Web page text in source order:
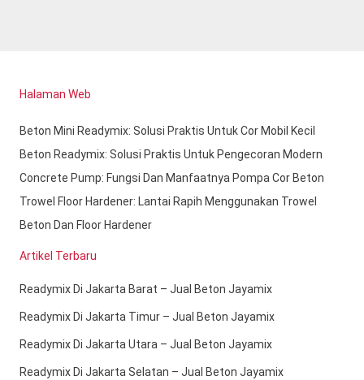
Halaman Web
Beton Mini Readymix: Solusi Praktis Untuk Cor Mobil Kecil
Beton Readymix: Solusi Praktis Untuk Pengecoran Modern
Concrete Pump: Fungsi Dan Manfaatnya Pompa Cor Beton
Trowel Floor Hardener: Lantai Rapih Menggunakan Trowel
Beton Dan Floor Hardener
Artikel Terbaru
Readymix Di Jakarta Barat – Jual Beton Jayamix
Readymix Di Jakarta Timur – Jual Beton Jayamix
Readymix Di Jakarta Utara – Jual Beton Jayamix
Readymix Di Jakarta Selatan – Jual Beton Jayamix